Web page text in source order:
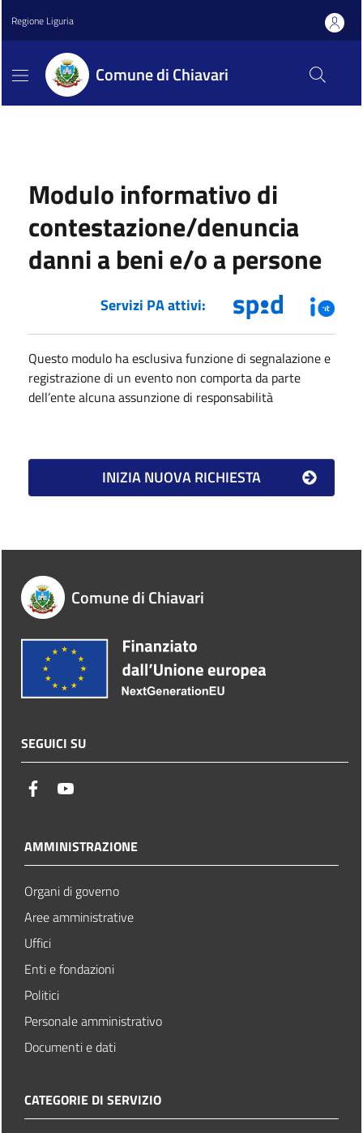
Regione Liguria
Comune di Chiavari
Modulo informativo di
contestazione/denuncia
danni a beni e/o a persone
Servizi PA attivi:
Questo modulo ha esclusiva funzione di segnalazione e
registrazione di un evento non comporta da parte
dell’ente alcuna assunzione di responsabilità
Comune di Chiavari
SEGUICI SU
facebook
AMMINISTRAZIONE
Organi di governo
Aree amministrative
Uffici
Enti e fondazioni
Politici
Personale amministrativo
Documenti e dati
CATEGORIE DI SERVIZIO